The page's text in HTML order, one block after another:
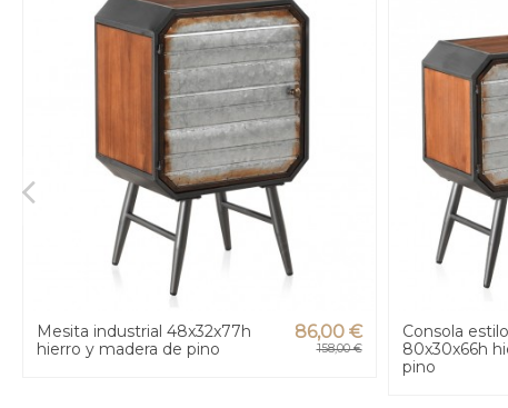
Mesita industrial 48x32x77h
hierro y madera de pino
86,00 €
158,00 €
Consola
80x30x66h
pino